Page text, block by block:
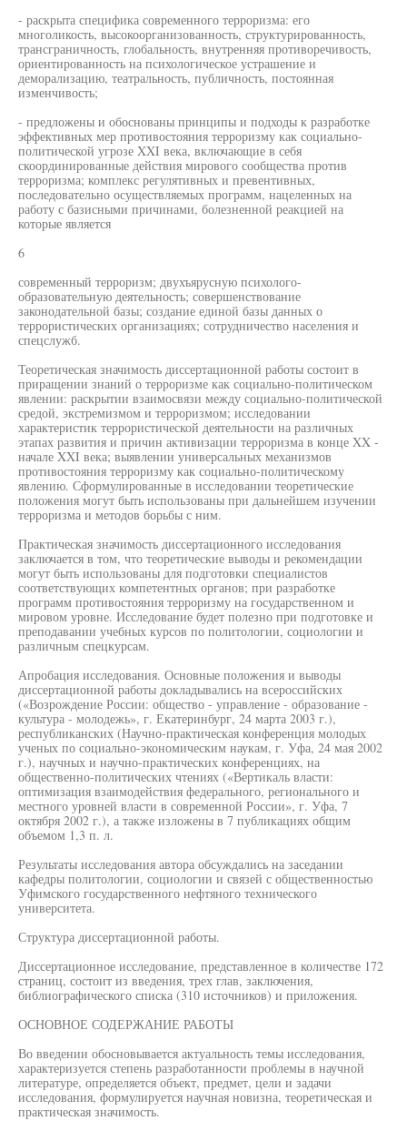
- раскрыта специфика современного терроризма: его
многоликость, высокоорганизованность, структурированность,
трансграничность, глобальность, внутренняя противоречивость,
ориентированность на психологическое устрашение и
деморализацию, театральность, публичность, постоянная
изменчивость;
- предложены и обоснованы принципы и подходы к разработке
эффективных мер противостояния терроризму как социально-
политической угрозе XXI века, включающие в себя
скоординированные действия мирового сообщества против
терроризма; комплекс регулятивных и превентивных,
последовательно осуществляемых программ, нацеленных на
работу с базисными причинами, болезненной реакцией на
которые является
6
современный терроризм; двухъярусную психолого-
образовательную деятельность; совершенствование
законодательной базы; создание единой базы данных о
террористических организациях; сотрудничество населения и
спецслужб.
Теоретическая значимость диссертационной работы состоит в
приращении знаний о терроризме как социально-политическом
явлении: раскрытии взаимосвязи между социально-политической
средой, экстремизмом и терроризмом; исследовании
характеристик террористической деятельности на различных
этапах развития и причин активизации терроризма в конце XX -
начале XXI века; выявлении универсальных механизмов
противостояния терроризму как социально-политическому
явлению. Сформулированные в исследовании теоретические
положения могут быть использованы при дальнейшем изучении
терроризма и методов борьбы с ним.
Практическая значимость диссертационного исследования
заключается в том, что теоретические выводы и рекомендации
могут быть использованы для подготовки специалистов
соответствующих компетентных органов; при разработке
программ противостояния терроризму на государственном и
мировом уровне. Исследование будет полезно при подготовке и
преподавании учебных курсов по политологии, социологии и
различным спецкурсам.
Апробация исследования. Основные положения и выводы
диссертационной работы докладывались на всероссийских
(«Возрождение России: общество - управление - образование -
культура - молодежь», г. Екатеринбург, 24 марта 2003 г.),
республиканских (Научно-практическая конференция молодых
ученых по социально-экономическим наукам, г. Уфа, 24 мая 2002
г.), научных и научно-практических конференциях, на
общественно-политических чтениях («Вертикаль власти:
оптимизация взаимодействия федерального, регионального и
местного уровней власти в современной России», г. Уфа, 7
октября 2002 г.), а также изложены в 7 публикациях общим
объемом 1,3 п. л.
Результаты исследования автора обсуждались на заседании
кафедры политологии, социологии и связей с общественностью
Уфимского государственного нефтяного технического
университета.
Структура диссертационной работы.
Диссертационное исследование, представленное в количестве 172
страниц, состоит из введения, трех глав, заключения,
библиографического списка (310 источников) и приложения.
ОСНОВНОЕ СОДЕРЖАНИЕ РАБОТЫ
Во введении обосновывается актуальность темы исследования,
характеризуется степень разработанности проблемы в научной
литературе, определяется объект, предмет, цели и задачи
исследования, формулируется научная новизна, теоретическая и
практическая значимость.